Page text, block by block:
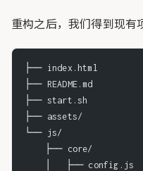
重构之后，我们得到现有
├── index.html
├── README.md
├── start.sh
├── assets/
└── js/
    ├── core/
    │   ├── config.js